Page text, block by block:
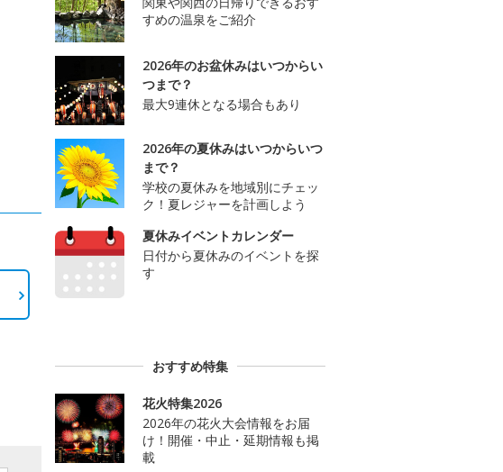
すめの温泉をご紹介
2026年のお盆休みはいつからい
つまで？
最大9連休となる場合もあり
2026年の夏休みはいつからいつ
まで？
学校の夏休みを地域別にチェッ
ク！夏レジャーを計画しよう
夏休みイベントカレンダー
日付から夏休みのイベントを探
す
おすすめ特集
花火特集2026
2026年の花火大会情報をお届
け！開催・中止・延期情報も掲
載